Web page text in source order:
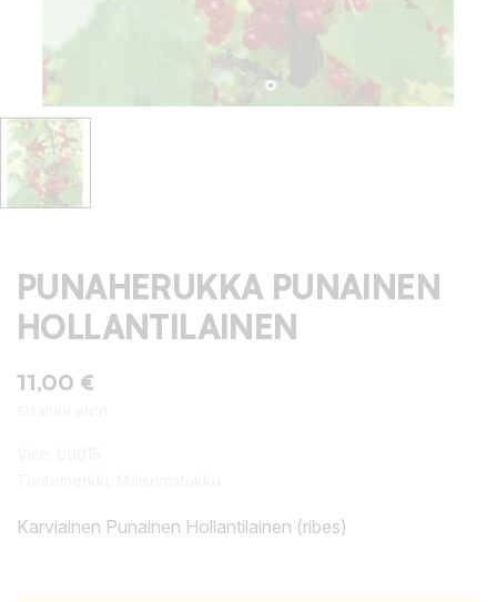
PUNAHERUKKA PUNAINEN
HOLLANTILAINEN
11,00 €
Karviainen Punainen Hollantilainen (ribes)